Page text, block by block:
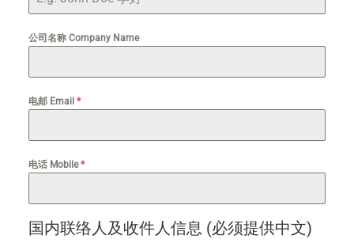
公司名称 Company Name
电邮 Email *
电话 Mobile*
国内联络人及收件人信息 (必须提供中文)